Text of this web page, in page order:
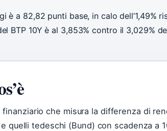
è a 82,82 punti base, in calo dell’1,49%
BTP 10Y è al 3,853% contro il 3,029%
che misura la differenza di
quelli tedeschi (Bund) con scadenza a